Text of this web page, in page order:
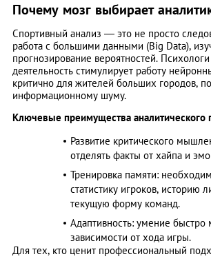
Почему мозг выбирает
Спортивный анализ — это не просто
работа с большими данными (Big Data),
прогнозирование вероятностей.
деятельность стимулирует работу
критично для жителей больших городов,
информационному шуму.
Ключевые преимущества аналитического
Развитие критического
отделять факты от хайпа и
Тренировка памяти:
статистику игроков, историю
текущую форму команд.
Адаптивность: умение быстро
зависимости от хода игры.
Для тех, кто ценит профессиональный